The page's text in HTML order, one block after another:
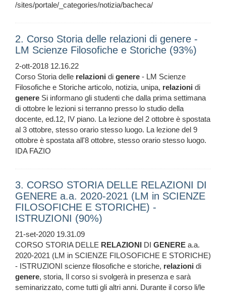
/sites/portale/_categories/notizia/bacheca/
2. Corso Storia delle relazioni di genere -
LM Scienze Filosofiche e Storiche (93%)
2-ott-2018 12.16.22
Corso Storia delle relazioni di genere - LM Scienze
Filosofiche e Storiche articolo, notizia, unipa, relazioni di
genere Si informano gli studenti che dalla prima settimana
di ottobre le lezioni si terranno presso lo studio della
docente, ed.12, IV piano. La lezione del 2 ottobre è spostata
al 3 ottobre, stesso orario stesso luogo. La lezione del 9
ottobre è spostata all'8 ottobre, stesso orario stesso luogo.
IDA FAZIO
3. CORSO STORIA DELLE RELAZIONI DI
GENERE a.a. 2020-2021 (LM in SCIENZE
FILOSOFICHE E STORICHE) -
ISTRUZIONI (90%)
21-set-2020 19.31.09
CORSO STORIA DELLE RELAZIONI DI GENERE a.a.
2020-2021 (LM in SCIENZE FILOSOFICHE E STORICHE)
- ISTRUZIONI scienze filosofiche e storiche, relazioni di
genere, storia, Il corso si svolgerà in presenza e sarà
seminarizzato, come tutti gli altri anni. Durante il corso li/le